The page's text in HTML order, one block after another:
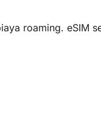
roaming. eSIM